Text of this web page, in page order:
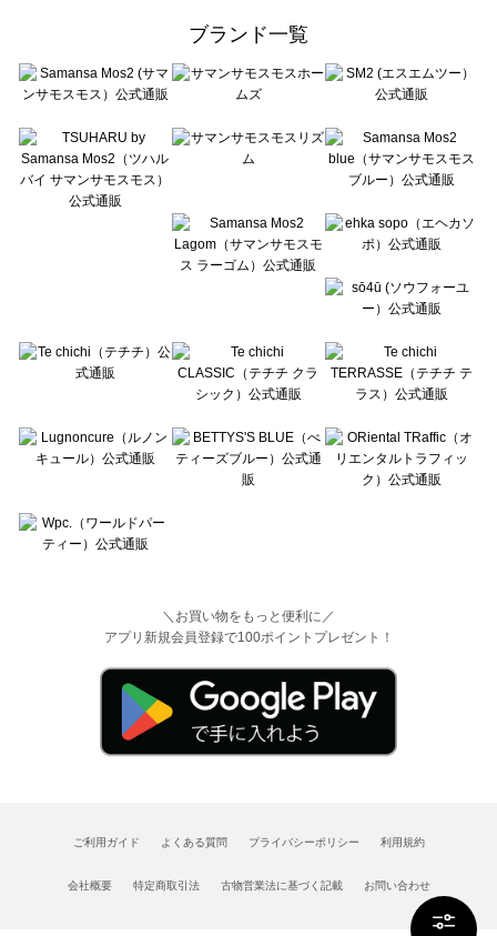
sō4ū（ソウフォーユー）のコート 一覧
Te chichi（テチチ）のコート 一覧
Te chichi CLASSIC（テチチ クラシック）のコート 一覧
Lugnoncure（ルノンキュール）のコート 一覧
BETTY'S BLUE（べティーズブルー）のコート 一覧
Wpc.（ワールドパーティー）のコート 一覧
ブランド一覧
＼お買い物をもっと便利に／
アプリ新規会員登録で100ポイントプレゼント！
ご利用ガイド よくある質問 プライバシーポリシー 利用規約
会社概要 特定商取引法 古物営業法に基づく記載 お問い合わせ